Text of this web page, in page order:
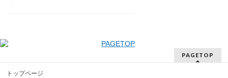
PAGETOP
トップページ